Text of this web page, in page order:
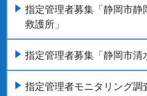
指定管理者募集「静岡市静
救護所」
指定管理者募集「静岡市清
指定管理者モニタリング調